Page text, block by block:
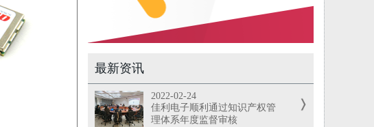
最新资讯
2022-02-24
佳利电子顺利通过知识产权管
理体系年度监督审核